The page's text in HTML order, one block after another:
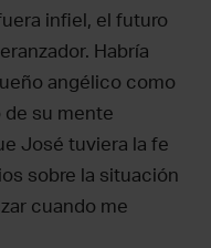
infiel, el futuro
Habría
angélico como
su mente
José tuviera la fe
sobre la situación
cuando me